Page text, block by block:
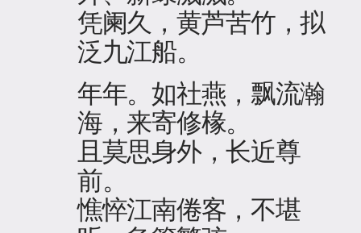
凭阑久，黄芦苦竹，拟
泛九江船。
年年。如社燕，飘流瀚
海，来寄修椽。
且莫思身外，长近尊
前。
憔悴江南倦客，不堪